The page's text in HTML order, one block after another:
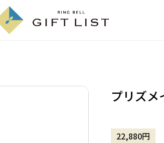
プリズメ
22,880円